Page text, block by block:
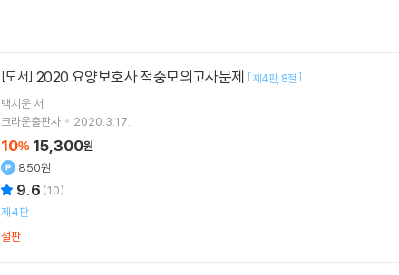
[도서] 2020 요양보호사 적중모의고사문제 [제4판 8절 ]
백지운저
크라운출판사
2020.3.17.
10% 15,300원
850원
9.6 (10)
제4판
절판